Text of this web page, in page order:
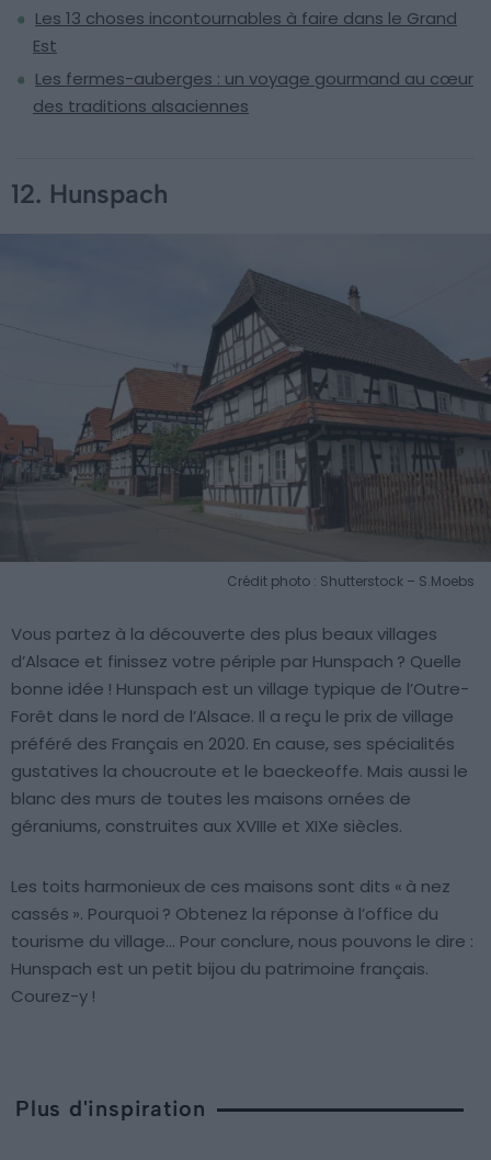
Les 13 choses incontournables à faire dans le Grand
Est
Les fermes-auberges : un voyage gourmand au cœur
des traditions alsaciennes
12. Hunspach
Crédit photo : Shutterstock – S.Moebs
Vous partez à la découverte des plus beaux villages
d’Alsace et finissez votre périple par Hunspach ? Quelle
bonne idée ! Hunspach est un village typique de l’Outre-
Forêt dans le nord de l’Alsace. Il a reçu le prix de village
préféré des Français en 2020. En cause, ses spécialités
gustatives la choucroute et le baeckeoffe. Mais aussi le
blanc des murs de toutes les maisons ornées de
géraniums, construites aux XVIIIe et XIXe siècles.
Les toits harmonieux de ces maisons sont dits « à nez
cassés ». Pourquoi ? Obtenez la réponse à l’office du
tourisme du village… Pour conclure, nous pouvons le dire :
Hunspach est un petit bijou du patrimoine français.
Courez-y !
Plus d'inspiration